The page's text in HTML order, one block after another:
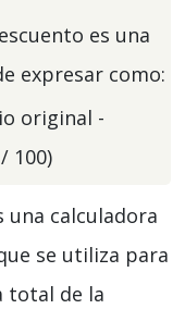
es una
expresar como:
original -
100)
una calculadora
se utiliza para
total de la